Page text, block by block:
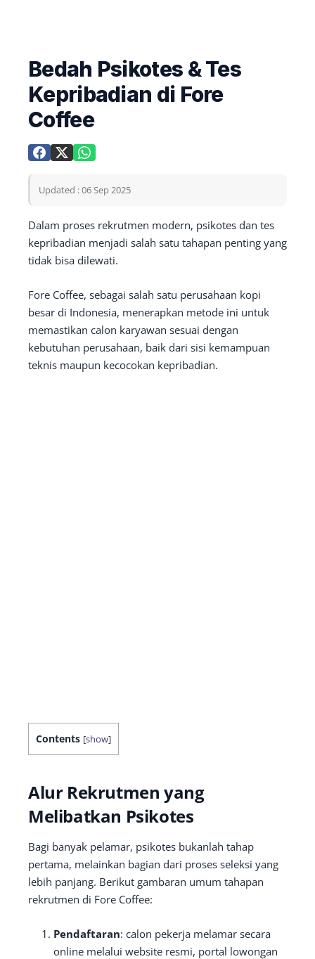
Bedah Psikotes & Tes
Kepribadian di Fore
Coffee
Updated : 06 Sep 2025
Dalam proses rekrutmen modern, psikotes dan tes
kepribadian menjadi salah satu tahapan penting yang
tidak bisa dilewati.
Fore Coffee, sebagai salah satu perusahaan kopi
besar di Indonesia, menerapkan metode ini untuk
memastikan calon karyawan sesuai dengan
kebutuhan perusahaan, baik dari sisi kemampuan
teknis maupun kecocokan kepribadian.
Contents [show]
Alur Rekrutmen yang
Melibatkan Psikotes
Bagi banyak pelamar, psikotes bukanlah tahap
pertama, melainkan bagian dari proses seleksi yang
lebih panjang. Berikut gambaran umum tahapan
rekrutmen di Fore Coffee:
Pendaftaran: calon pekerja melamar secara
online melalui website resmi, portal lowongan